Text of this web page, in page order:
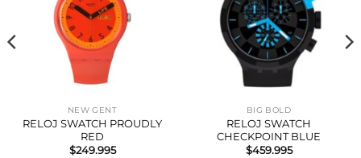
NEW GENT
RELOJ SWATCH PROUDLY
RED
$249.995
BIG BOLD
RELOJ SWATCH
CHECKPOINT BLUE
$459.995